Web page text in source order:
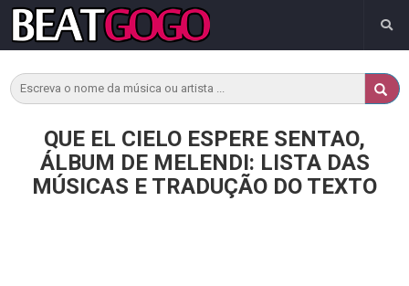
QUE EL CIELO ESPERE SENTAO,
ÁLBUM DE MELENDI: LISTA DAS
MÚSICAS E TRADUÇÃO DO TEXTO